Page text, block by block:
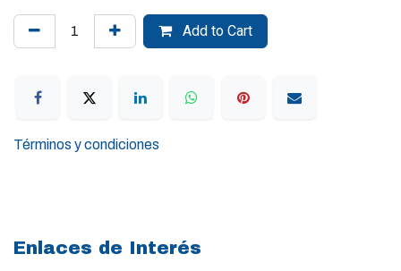
Add to Cart
Términos y condiciones
Enlaces de Interés